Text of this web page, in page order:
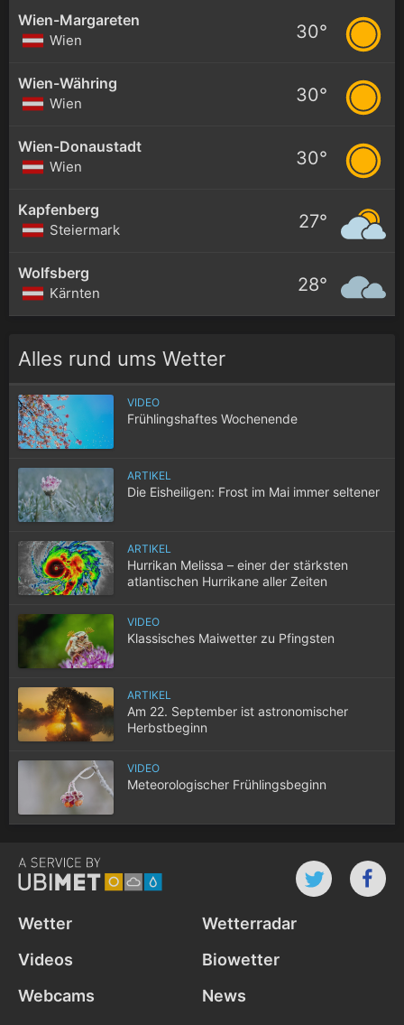
Wien-Margareten
Wien 30°
Wien-Währing
Wien 30°
Wien-Donaustadt
Wien 30°
Kapfenberg
Steiermark 27°
Wolfsberg
Kärnten 28°
Alles rund ums Wetter
VIDEO
Frühlingshaftes Wochenende
ARTIKEL
Die Eisheiligen: Frost im Mai immer seltener
ARTIKEL
Hurrikan Melissa – einer der stärksten
atlantischen Hurrikane aller Zeiten
VIDEO
Klassisches Maiwetter zu Pfingsten
ARTIKEL
Am 22. September ist astronomischer
Herbstbeginn
VIDEO
Meteorologischer Frühlingsbeginn
Wetter
Wetterradar
Videos
Biowetter
Webcams
News